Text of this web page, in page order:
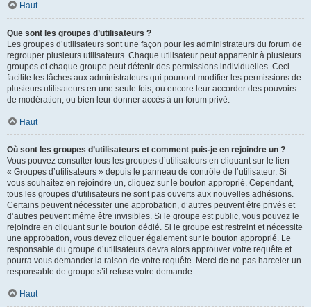
Haut
Que sont les groupes d’utilisateurs ?
Les groupes d’utilisateurs sont une façon pour les administrateurs du forum de
regrouper plusieurs utilisateurs. Chaque utilisateur peut appartenir à plusieurs
groupes et chaque groupe peut détenir des permissions individuelles. Ceci
facilite les tâches aux administrateurs qui pourront modifier les permissions de
plusieurs utilisateurs en une seule fois, ou encore leur accorder des pouvoirs
de modération, ou bien leur donner accès à un forum privé.
Haut
Où sont les groupes d’utilisateurs et comment puis-je en rejoindre un ?
Vous pouvez consulter tous les groupes d’utilisateurs en cliquant sur le lien
« Groupes d’utilisateurs » depuis le panneau de contrôle de l’utilisateur. Si
vous souhaitez en rejoindre un, cliquez sur le bouton approprié. Cependant,
tous les groupes d’utilisateurs ne sont pas ouverts aux nouvelles adhésions.
Certains peuvent nécessiter une approbation, d’autres peuvent être privés et
d’autres peuvent même être invisibles. Si le groupe est public, vous pouvez le
rejoindre en cliquant sur le bouton dédié. Si le groupe est restreint et nécessite
une approbation, vous devez cliquer également sur le bouton approprié. Le
responsable du groupe d’utilisateurs devra alors approuver votre requête et
pourra vous demander la raison de votre requête. Merci de ne pas harceler un
responsable de groupe s’il refuse votre demande.
Haut